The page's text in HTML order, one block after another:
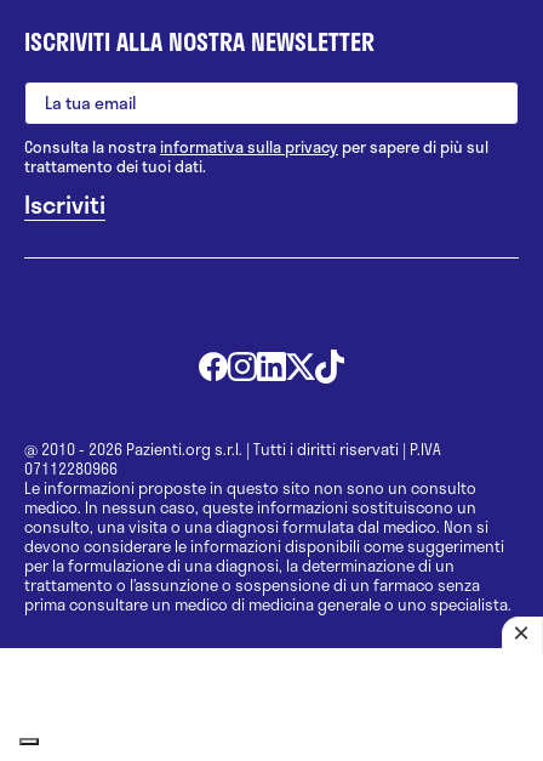
ISCRIVITI ALLA NOSTRA NEWSLETTER
Consulta la nostrainformativa sulla privacy per sapere di più sul
trattamento dei tuoi dati.
@ 2010 - 2026 Pazienti.org s.r.l. | Tutti i diritti riservati | P.IVA
07112280966
Le informazioni proposte in questo sito non sono un consulto
medico. In nessun caso, queste informazioni sostituiscono un
consulto, una visita o una diagnosi formulata dal medico. Non si
devono considerare le informazioni disponibili come suggerimenti
per la formulazione di una diagnosi, la determinazione di un
trattamento o l’assunzione o sospensione di un farmaco senza
prima consultare un medico di medicina generale o uno specialista.